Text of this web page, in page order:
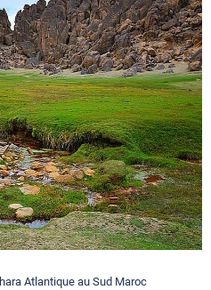
Atlantique au Sud Maroc